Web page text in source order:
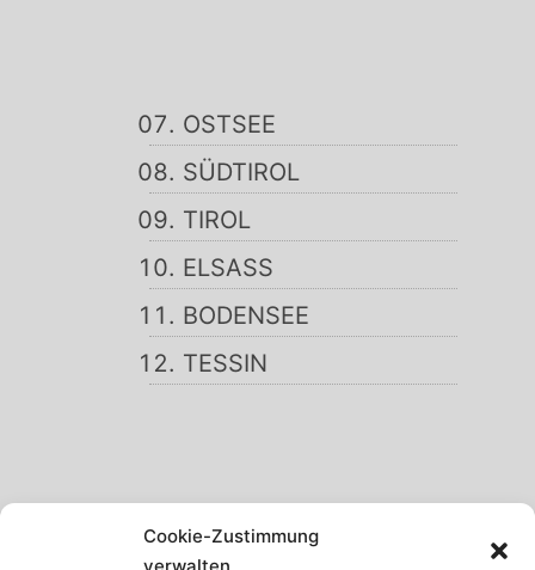
Cookie-Zustimmung
OSTSEE
SÜDTIROL
TIROL
ELSASS
BODENSEE
TESSIN
SCHWARZWALD
GARDASEE